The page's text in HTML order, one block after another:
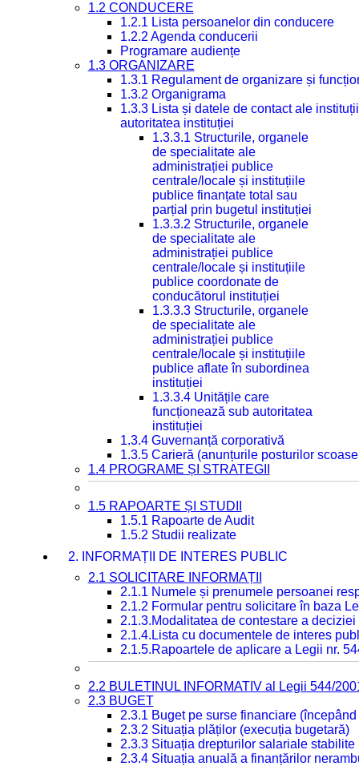
1.2 CONDUCERE
1.2.1 Lista persoanelor din conducere
1.2.2 Agenda conducerii
Programare audiențe
1.3 ORGANIZARE
1.3.1 Regulament de organizare și
1.3.2 Organigrama
1.3.3 Lista și datele de contact ale
autoritatea instituției
1.3.3.1 Structurile, organele
de specialitate ale
administrației publice
centrale/locale și instituțiile
publice finanțate total sau
parțial prin bugetul instituției
1.3.3.2 Structurile, organele
de specialitate ale
administrației publice
centrale/locale și instituțiile
publice coordonate de
conducătorul instituției
1.3.3.3 Structurile, organele
de specialitate ale
administrației publice
centrale/locale și instituțiile
publice aflate în subordinea
instituției
1.3.3.4 Unitățile care
funcționează sub autoritatea
instituției
1.3.4 Guvernanță corporativă
1.3.5 Carieră (anunțurile posturilor
1.4 PROGRAME ȘI STRATEGII
1.5 RAPOARTE ȘI STUDII
1.5.1 Rapoarte de Audit
1.5.2 Studii realizate
2. INFORMAȚII DE INTERES PUBLIC
2.1 SOLICITARE INFORMAȚII
2.1.1 Numele și prenumele persoanei
2.1.2 Formular pentru solicitare în baza
2.1.3.Modalitatea de contestare a
2.1.4.Lista cu documentele de interes
2.1.5.Rapoartele de aplicare a Legii nr.
2.2 BULETINUL INFORMATIV al Legii 544/
2.3 BUGET
2.3.1 Buget pe surse financiare
2.3.2 Situația plăților (execuția bugetară)
2.3.3 Situația drepturilor salariale
2.3.4 Situația anuală a finanțărilor